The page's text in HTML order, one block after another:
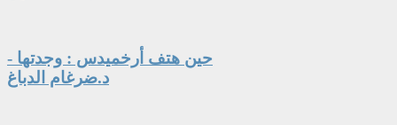
حين هتف أرخميدس : وجدتها -
د.ضرغام الدباغ